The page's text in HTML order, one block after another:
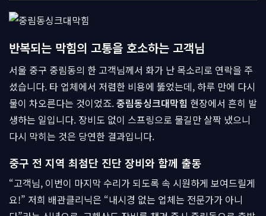
반복되는 막힘의 고통을 호소하는 고객님
서울 중구 중림동의 한 고객님께서 화가 난 목소리로 연락을 주
셨습니다. 타 업체에서 저렴한 비용에 뚫었는데, 하루 만에 다시
물이 차오른다는 것이었죠.중림동싱크대막힘 현장에서 흔히 발
생하는 일입니다. 장비도 없이 스프링으로 물길만 살짝 냈으니
다시 막히는 것은 당연한 결과입니다.
중구 전 지역 최첨단 진단 장비와 함께 출동
“고객님, 이번이 마지막 수리가 되도록 속 시원하게 보여드릴게
요!” 저희 배관클리닉은 “내시경 없는 업체는 전문가가 아니